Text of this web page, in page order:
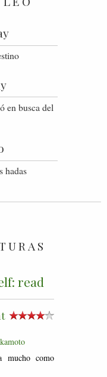
en busca del
hadas
read
mucho como